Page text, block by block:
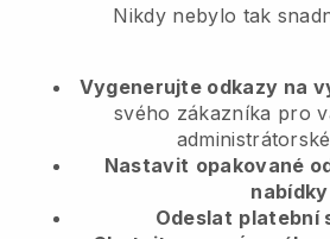
Nikdy nebylo tak
Vygenerujte odkazy na
svého zákazníka pro
Nastavit opakované
nabídky
Odeslat platební